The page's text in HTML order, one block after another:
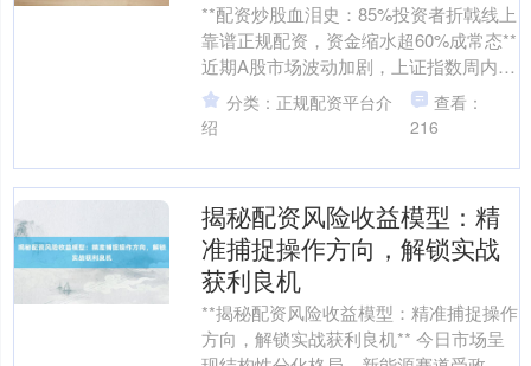
**配资炒股血泪史：85%投资者折戟线上
靠谱正规配资，资金缩水超60%成常态**
近期A股市场波动加剧，上证指数周内振
幅超5%，成交额连续三日突破万亿元关
口，北....
分类：正规配资平台介
绍
查看：
216
揭秘配资风险收益模型：精
准捕捉操作方向，解锁实战
获利良机
**揭秘配资风险收益模型：精准捕捉操作
方向，解锁实战获利良机** 今日市场呈